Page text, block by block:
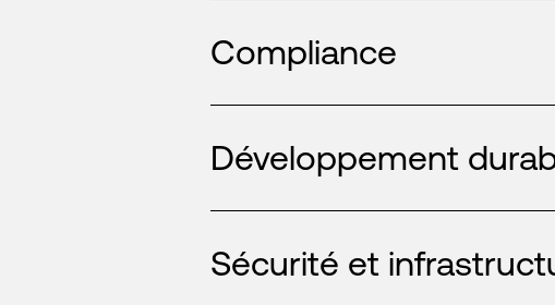
Compliance
Développement
Sécurité et